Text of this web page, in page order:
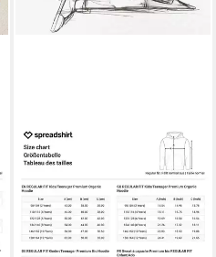
SPREADSHIRT
Hoodie Miraculous Ladybug
Und Cat Noir Zeichnung
Kinder Premium Hoodie (1-
tlg)
33,99 €